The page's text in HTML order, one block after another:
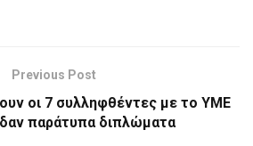
Previous Post
οι 7 συλληφθέντες με το ΥΜΕ
παράτυπα διπλώματα